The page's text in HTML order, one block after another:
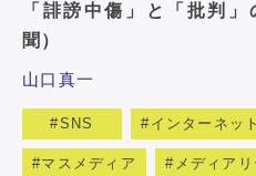
「誹謗中傷」と「批判
聞）
山口真一
SNS インターネッ
マスメディア メディア